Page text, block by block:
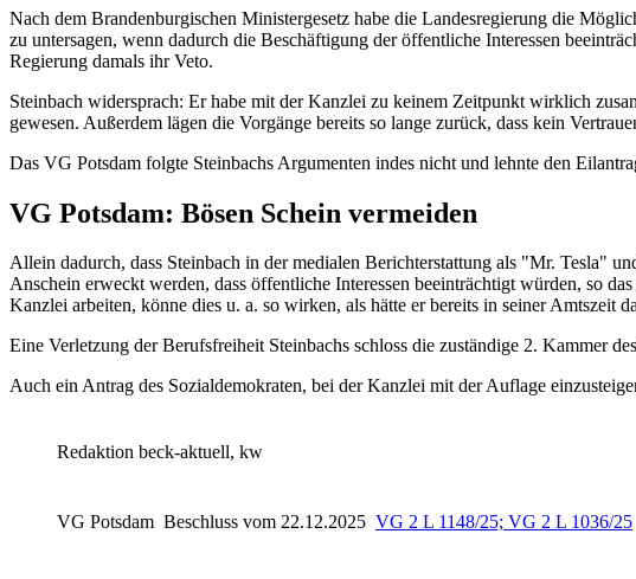
Nach dem Brandenburgischen Ministergesetz habe die Landesregierung die
zu untersagen, wenn dadurch die Beschäftigung der öffentliche Interessen
Regierung damals ihr Veto.
Steinbach widersprach: Er habe mit der Kanzlei zu keinem Zeitpunkt wirklich
gewesen. Außerdem lägen die Vorgänge bereits so lange zurück, dass kein
Das VG Potsdam folgte Steinbachs Argumenten indes nicht und lehnte den
VG Potsdam: Bösen Schein vermeiden
Allein dadurch, dass Steinbach in der medialen Berichterstattung als "Mr. Tesla"
Anschein erweckt werden, dass öffentliche Interessen beeinträchtigt würden, so
Kanzlei arbeiten, könne dies u. a. so wirken, als hätte er bereits in seiner Amtszeit
Eine Verletzung der Berufsfreiheit Steinbachs schloss die zuständige 2. Kammer des
Auch ein Antrag des Sozialdemokraten, bei der Kanzlei mit der Auflage
Redaktion beck-aktuell, kw
VG Potsdam Beschluss vom 22.12.2025 VG 2 L 1148/25; VG 2 L 1036/25